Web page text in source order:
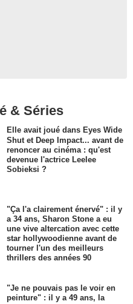
& Séries
Elle avait joué dans Eyes Wide
Shut et Deep Impact... avant de
renoncer au cinéma : qu'est
devenue l'actrice Leelee
Sobieksi ?
"Ça l'a clairement énervé" : il y
a 34 ans, Sharon Stone a eu
une vive altercation avec cette
star hollywoodienne avant de
tourner l'un des meilleurs
thrillers des années 90
"Je ne pouvais pas le voir en
peinture" : il y a 49 ans, la